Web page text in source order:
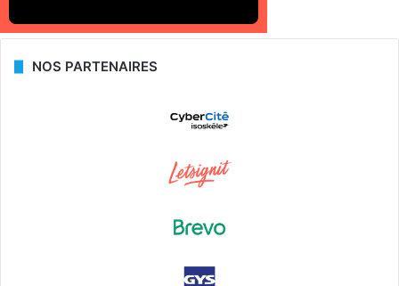
NOS PARTENAIRES